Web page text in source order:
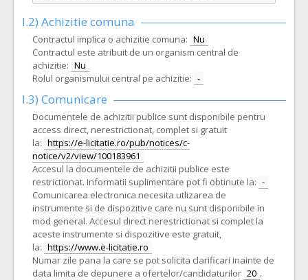
I.2) Achizitie comuna
Contractul implica o achizitie comuna: Nu
Contractul este atribuit de un organism central de
achizitie: Nu
Rolul organismului central pe achizitie: -
I.3) Comunicare
Documentele de achizitii publice sunt disponibile pentru
access direct, nerestrictionat, complet si gratuit
la: https://e-licitatie.ro/pub/notices/c-
notice/v2/view/100183961
Accesul la documentele de achizitii publice este
restrictionat. Informatii suplimentare pot fi obtinute la: -
Comunicarea electronica necesita utlizarea de
instrumente si de dispozitive care nu sunt disponibile in
mod general. Accesul direct nerestrictionat si complet la
aceste instrumente si dispozitive este gratuit,
la: https://www.e-licitatie.ro
Numar zile pana la care se pot solicita clarificari inainte de
data limita de depunere a ofertelor/candidaturilor 20 .